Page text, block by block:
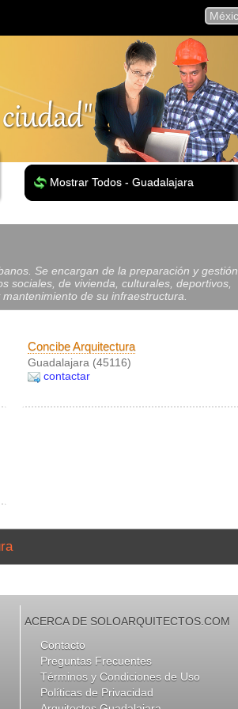
Mostrar Todos - Guadalajara
Se encargan de la preparación y gestión
sociales, de vivienda, culturales, deportivos,
de su infraestructura.
Concibe Arquitectura
Guadalajara (45116)
contactar
ACERCA DE SOLOARQUITECTOS.COM
Contacto
Preguntas Frecuentes
Términos y Condiciones de Uso
Políticas de Privacidad